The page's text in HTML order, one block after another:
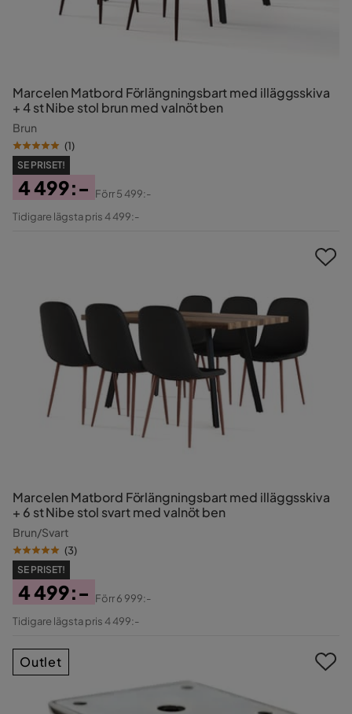
Marcelen Matbord Förlängningsbart med illäggsskiva
+ 4 st Nibe stol brun med valnöt ben
Brun
(1)
SE PRISET!
Pris
4 499:-
Original
Förr5 499:-
Tidigare lägsta pris 4 499:-
Marcelen Matbord Förlängningsbart med illäggsskiva
+ 6 st Nibe stol svart med valnöt ben
Brun/Svart
(3)
SE PRISET!
Pris
4 499:-
Original
Förr6 999:-
Tidigare lägsta pris 4 499:-
Outlet